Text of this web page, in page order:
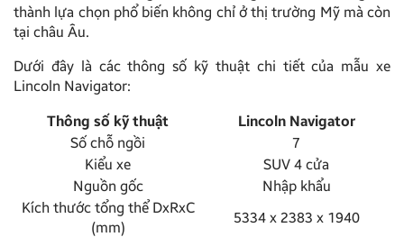
thành lựa chọn phổ biến không chỉ ở thị trường Mỹ mà còn
tại châu Âu.
Dưới đây là các thông số kỹ thuật chi tiết của mẫu xe
Lincoln Navigator:
Thông số kỹ thuật
Lincoln Navigator
Số chỗ ngồi
7
Kiểu xe
SUV 4 cửa
Nguồn gốc
Nhập khẩu
Kích thước tổng thể DxRxC
(mm)
5334 x 2383 x 1940